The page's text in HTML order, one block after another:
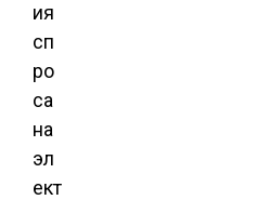
ия
сп
ро
са
на
эл
ект